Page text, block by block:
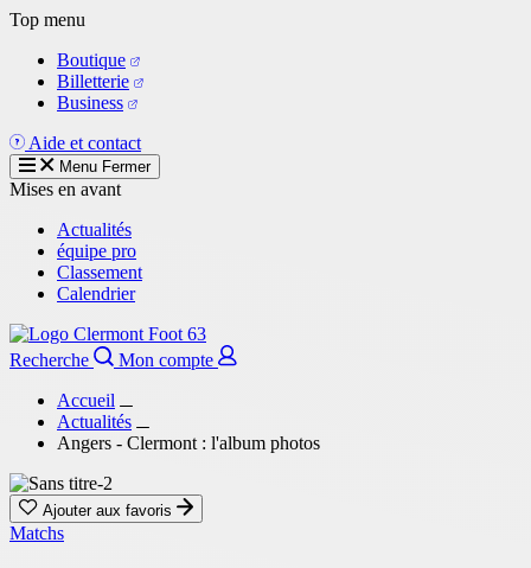
Aller
contenu
principal
Top menu
Boutique
Billetterie
Business
Aide et contact
Menu Fermer
Mises en avant
Actualités
équipe pro
Classement
Calendrier
Recherche
Mon compte
Accueil
Actualités
Angers - Clermont : l'album photos
Ajouter aux favoris
Matchs